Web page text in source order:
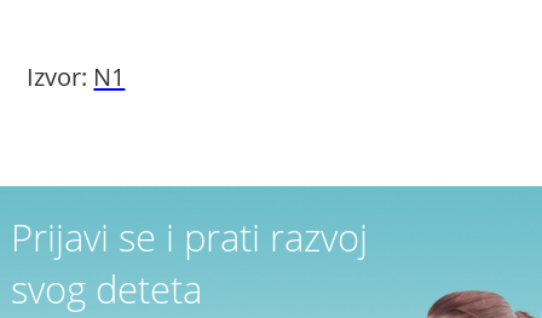
Izvor: N1
Prijavi se i prati razvoj
svog deteta